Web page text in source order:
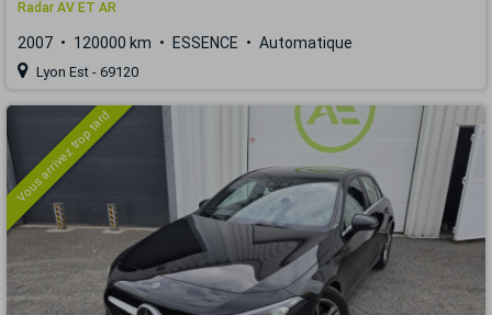
Radar AV ET AR
2007 120000 km ESSENCE Automatique
Lyon Est - 69120
Vous arrivez trop tard